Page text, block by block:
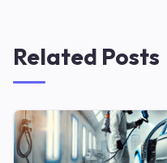
Related Posts